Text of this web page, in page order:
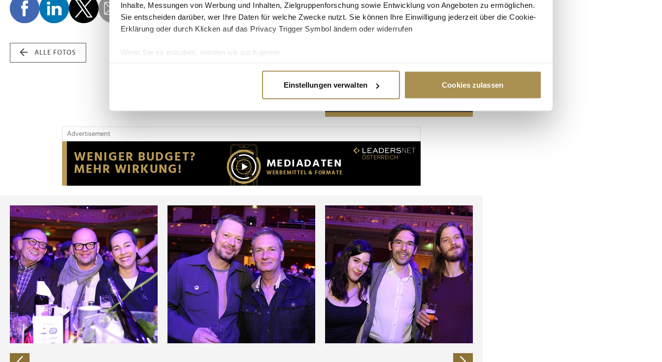
Inhalte, Messungen von Werbung und Inhalten, Zielgruppenforschung sowie Entwicklung von Angeboten zu ermöglichen.
Sie entscheiden darüber, wer Ihre Daten für welche Zwecke nutzt. Sie können Ihre Einwilligung jederzeit über die Cookie-
Erklärung oder durch Klicken auf das Privacy Trigger Symbol ändern oder widerrufen
Wenn Sie es erlauben, würden wir auch gerne:
Erfahren Sie mehr darüber, wie Ihre persönlichen Daten verarbeitet werden, und legen Sie Ihre Präferenzen im
Wir verwenden Cookies, um Inhalte und Anzeigen zu personalisieren, Funktionen für soziale Medien anbieten zu können
Website an unsere Partner für soziale Medien, Werbung und Analysen weiter. Unsere Partner führen diese Informationen
möglicherweise mit weiteren Daten zusammen, die Sie ihnen bereitgestellt haben oder die sie im Rahmen Ihrer Nutzung
der Dienste gesammelt haben.
Einstellungen verwalten Cookies zulassen
ALLE FOTOS
Advertisement